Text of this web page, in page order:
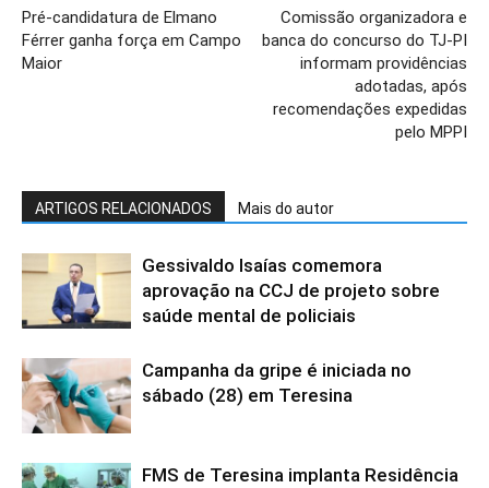
Pré-candidatura de Elmano
Férrer ganha força em Campo
Maior
Comissão organizadora e
banca do concurso do TJ-PI
informam providências
adotadas, após
recomendações expedidas
pelo MPPI
ARTIGOS RELACIONADOS Mais do autor
Gessivaldo Isaías comemora
aprovação na CCJ de projeto sobre
saúde mental de policiais
Campanha da gripe é iniciada no
sábado (28) em Teresina
FMS de Teresina implanta Residência